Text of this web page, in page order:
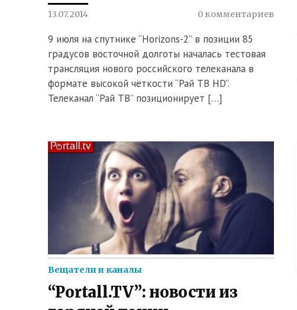
13.07.2014 0 комментариев
9 июля на спутнике “Horizons-2” в позиции 85
градусов восточной долготы началась тестовая
трансляция нового российского телеканала в
формате высокой чёткости “Рай ТВ HD”.
Телеканал “Рай ТВ” позиционирует […]
Вещатели и каналы
“Portall.TV”: новости из